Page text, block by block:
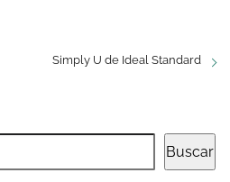
Simply U de Ideal Standard
Buscar